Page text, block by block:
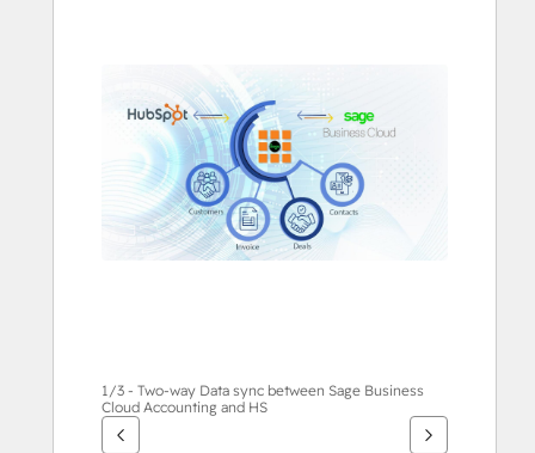
1/3 - Two-way Data sync between Sage Business
Cloud Accounting and HS